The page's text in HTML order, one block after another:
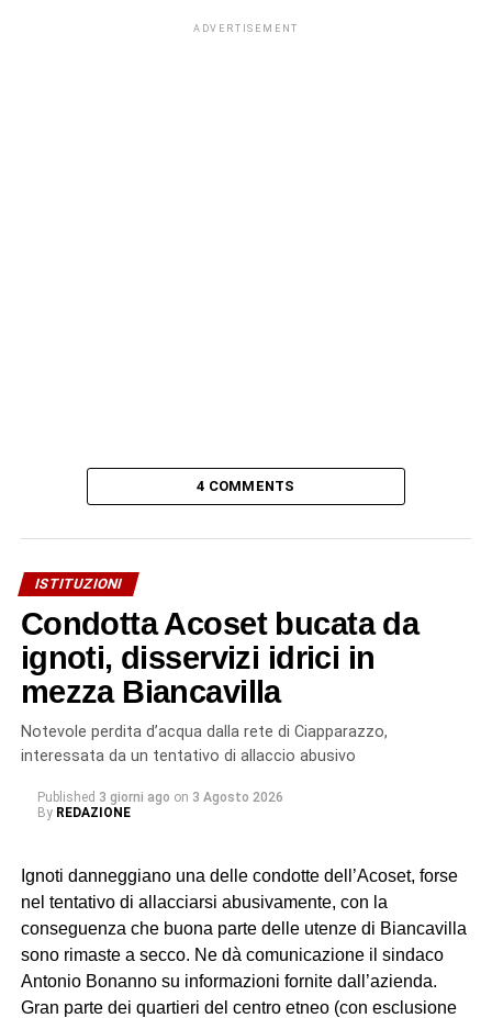
ADVERTISEMENT
4 COMMENTS
ISTITUZIONI
Condotta Acoset bucata da
ignoti, disservizi idrici in
mezza Biancavilla
Notevole perdita d’acqua dalla rete di Ciapparazzo,
interessata da un tentativo di allaccio abusivo
Published 3 giorni ago on 3 Agosto 2026
By REDAZIONE
Ignoti danneggiano una delle condotte dell’Acoset, forse
nel tentativo di allacciarsi abusivamente, con la
conseguenza che buona parte delle utenze di Biancavilla
sono rimaste a secco. Ne dà comunicazione il sindaco
Antonio Bonanno su informazioni fornite dall’azienda.
Gran parte dei quartieri del centro etneo (con esclusione